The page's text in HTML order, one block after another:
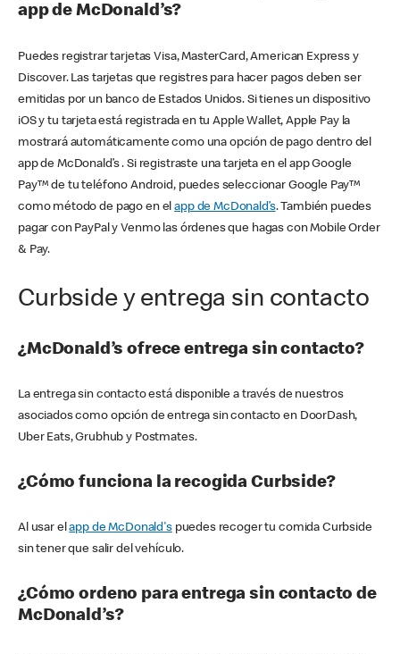
app de McDonald’s?
Puedes registrar tarjetas Visa, MasterCard, American Express y
Discover. Las tarjetas que registres para hacer pagos deben ser
emitidas por un banco de Estados Unidos. Si tienes un dispositivo
iOS y tu tarjeta está registrada en tu Apple Wallet, Apple Pay la
mostrará automáticamente como una opción de pago dentro del
app de McDonald’s . Si registraste una tarjeta en el app Google
Pay™ de tu teléfono Android, puedes seleccionar Google Pay™
como método de pago en elapp de McDonald’s. También puedes
pagar con PayPal y Venmo las órdenes que hagas con Mobile Order
& Pay.
Curbside y entrega sin contacto
¿McDonald’s ofrece entrega sin contacto?
La entrega sin contacto está disponible a través de nuestros
asociados como opción de entrega sin contacto en DoorDash,
Uber Eats, Grubhub y Postmates.
¿Cómo funciona la recogida Curbside?
Al usar elapp de McDonald'spuedes recoger tu comida Curbside
sin tener que salir del vehículo.
¿Cómo ordeno para entrega sin contacto de
McDonald’s?